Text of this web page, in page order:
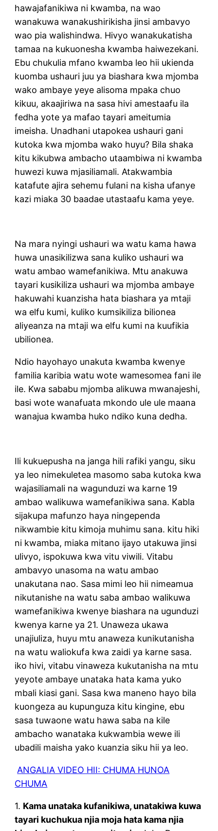
hawajafanikiwa ni kwamba, na wao
wanakuwa wanakushirikisha jinsi ambavyo
wao pia walishindwa. Hivyo wanakukatisha
tamaa na kukuonesha kwamba haiwezekani.
Ebu chukulia mfano kwamba leo hii ukienda
kuomba ushauri juu ya biashara kwa mjomba
wako ambaye yeye alisoma mpaka chuo
kikuu, akaajiriwa na sasa hivi amestaafu ila
fedha yote ya mafao tayari ameitumia
imeisha. Unadhani utapokea ushauri gani
kutoka kwa mjomba wako huyu? Bila shaka
kitu kikubwa ambacho utaambiwa ni kwamba
huwezi kuwa mjasiliamali. Atakwambia
katafute ajira sehemu fulani na kisha ufanye
kazi miaka 30 baadae utastaafu kama yeye.
Na mara nyingi ushauri wa watu kama hawa
huwa unasikilizwa sana kuliko ushauri wa
watu ambao wamefanikiwa. Mtu anakuwa
tayari kusikiliza ushauri wa mjomba ambaye
hakuwahi kuanzisha hata biashara ya mtaji
wa elfu kumi, kuliko kumsikiliza bilionea
aliyeanza na mtaji wa elfu kumi na kuufikia
ubilionea.
Ndio hayohayo unakuta kwamba kwenye
familia karibia watu wote wamesomea fani ile
ile. Kwa sababu mjomba alikuwa mwanajeshi,
basi wote wanafuata mkondo ule ule maana
wanajua kwamba huko ndiko kuna dedha.
Ili kukuepusha na janga hili rafiki yangu, siku
ya leo nimekuletea masomo saba kutoka kwa
wajasiliamali na wagunduzi wa karne 19
ambao walikuwa wamefanikiwa sana. Kabla
sijakupa mafunzo haya ningependa
nikwambie kitu kimoja muhimu sana. kitu hiki
ni kwamba, miaka mitano ijayo utakuwa jinsi
ulivyo, ispokuwa kwa vitu viwili. Vitabu
ambavyo unasoma na watu ambao
unakutana nao. Sasa mimi leo hii nimeamua
nikutanishe na watu saba ambao walikuwa
wamefanikiwa kwenye biashara na ugunduzi
kwenya karne ya 21. Unaweza ukawa
unajiuliza, huyu mtu anaweza kunikutanisha
na watu waliokufa kwa zaidi ya karne sasa.
iko hivi, vitabu vinaweza kukutanisha na mtu
yeyote ambaye unataka hata kama yuko
mbali kiasi gani. Sasa kwa maneno hayo bila
kuongeza au kupunguza kitu kingine, ebu
sasa tuwaone watu hawa saba na kile
ambacho wanataka kukwambia wewe ili
ubadili maisha yako kuanzia siku hii ya leo.
ANGALIA VIDEO HII: CHUMA HUNOA
CHUMA
1. Kama unataka kufanikiwa, unatakiwa kuwa
tayari kuchukua njia moja hata kama njia